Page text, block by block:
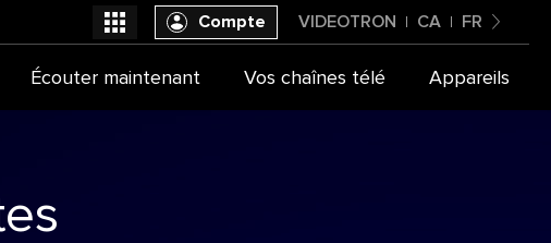
Canada
VIDEOTRON CA FR
Compte
Écouter maintenant Vos chaînes télé Appareils